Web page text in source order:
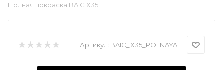
Полная покраска BAIC X35
Артикул: BAIC_X35_POLNAYA